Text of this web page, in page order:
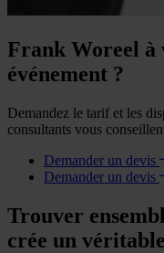
Frank Woreel à
événement ?
Demandez le tarif et les
consultants vous
Demander un devis
Demander un devis
Trouver
crée un